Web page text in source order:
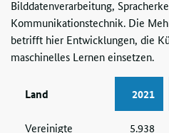
Bilddatenverarbeitung,
Kommunikationstechnik. Die
betrifft hier Entwicklungen, die
maschinelles Lernen einsetzen.
Land 2021
Vereinigte
5.938